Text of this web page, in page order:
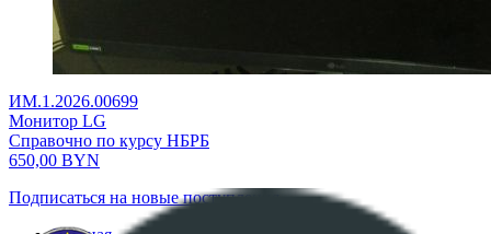
ИМ.1.2026.00699
Монитор LG
Справочно по курсу НБРБ
650,00 BYN
Подписаться на новые поступления